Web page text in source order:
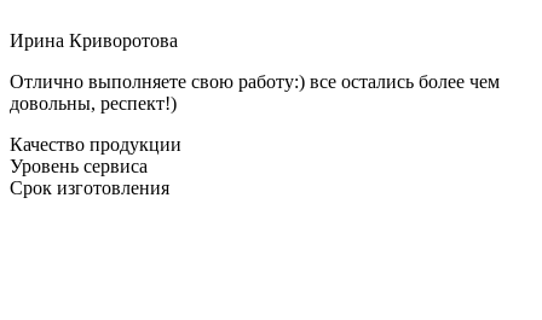
Ирина Криворотова
Отлично выполняете свою работу:) все остались более чем
довольны, респект!)
Качество продукции
Уровень сервиса
Срок изготовления